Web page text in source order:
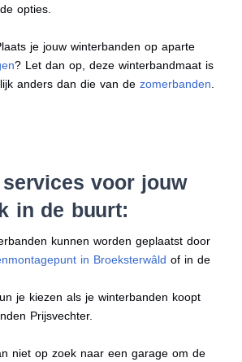
opties.
je jouw winterbanden op aparte
? Let dan op, deze winterbandmaat is
anders dan die van dezomerbanden
voor jouw
in de buurt:
kunnen worden geplaatst door
in Broeksterwâld of in de
je kiezen als je winterbanden koopt
Prijsvechter.
niet op zoek naar een garage om de